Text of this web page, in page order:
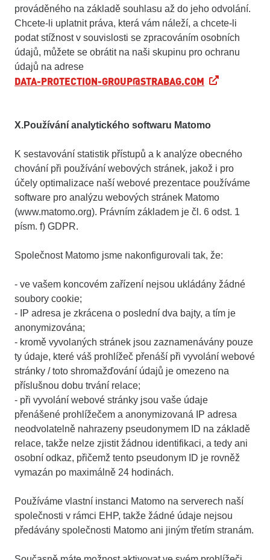
prováděného na základě souhlasu až do jeho odvolání.
Chcete-li uplatnit práva, která vám náleží, a chcete-li
podat stížnost v souvislosti se zpracováním osobních
údajů, můžete se obrátit na naši skupinu pro ochranu
údajů na adrese
DATA-PROTECTION-GROUP@STRABAG.COM
X.Používání analytického softwaru Matomo
K sestavování statistik přístupů a k analýze obecného
chování při používání webových stránek, jakož i pro
účely optimalizace naší webové prezentace používáme
software pro analýzu webových stránek Matomo
(www.matomo.org). Právním základem je čl. 6 odst. 1
písm. f) GDPR.
Společnost Matomo jsme nakonfigurovali tak, že:
- ve vašem koncovém zařízení nejsou ukládány žádné
soubory cookie;
- IP adresa je zkrácena o poslední dva bajty, a tím je
anonymizována;
- kromě vyvolaných stránek jsou zaznamenávány pouze
ty údaje, které váš prohlížeč přenáší při vyvolání webové
stránky / toto shromažďování údajů je omezeno na
příslušnou dobu trvání relace;
- při vyvolání webové stránky jsou vaše údaje
přenášené prohlížečem a anonymizovaná IP adresa
neodvolatelně nahrazeny pseudonymem ID na základě
relace, takže nelze zjistit žádnou identifikaci, a tedy ani
osobní odkaz, přičemž tento pseudonym ID je rovněž
vymazán po maximálně 24 hodinách.
Používáme vlastní instanci Matomo na serverech naší
společnosti v rámci EHP, takže žádné údaje nejsou
předávány společnosti Matomo ani jiným třetím stranám.